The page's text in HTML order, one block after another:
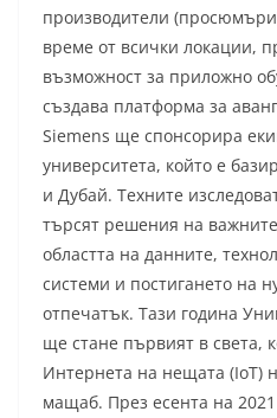
производители
време от всички локации,
възможност за приложно
създава платформа за
Siemens ще спонсорира
университета, който е
и Дубай. Техните
търсят решения на
областта на данните,
системи и постигането на
отпечатък. Тази година
ще стане първият в света,
Интернета на нещата (IoT)
мащаб. През есента на